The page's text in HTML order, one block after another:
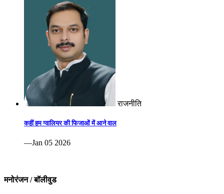
राजनीति
कहीं हम ग्वालियर की फिजाओं में आने वाल
—Jan 05 2026
मनोरंजन / बॉलीवुड